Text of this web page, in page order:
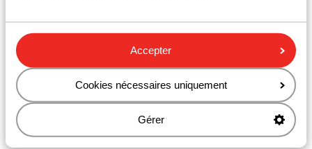
Accepter
Cookies nécessaires uniquement
Gérer
Numéro d’urgence :
Le numéro d’urgence en Italie pour la police est le 112.
Gastronomie :
L’Italie est connue pour ses pâtes et ses pizzas, mais
aussi pour ses bons vins, comme le Chianti et le